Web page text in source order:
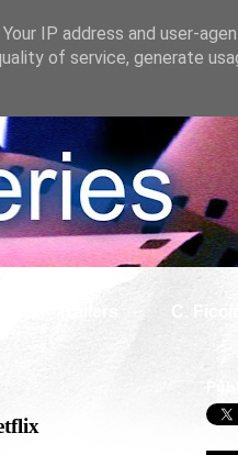
C.
IP address and user-
of service, generate